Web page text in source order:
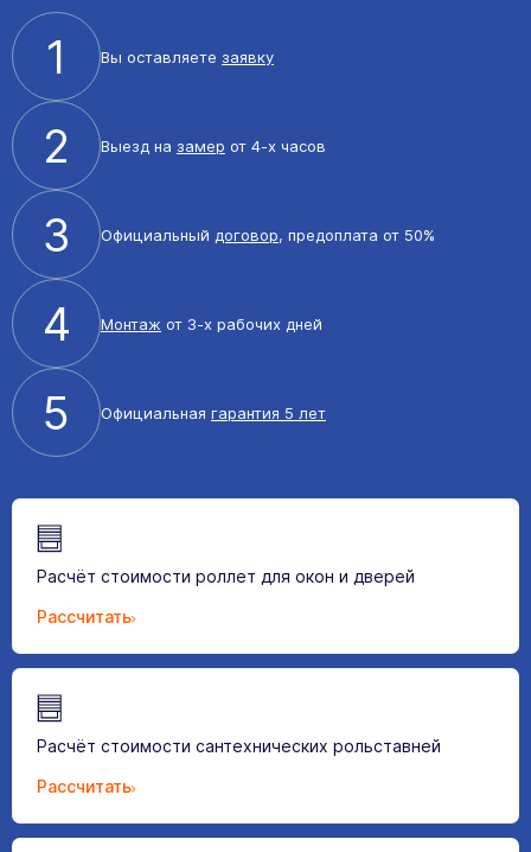
1 Вы оставляете заявку
2 Выезд на замер от 4-х часов
3 Официальный договор, предоплата от 50%
4 Монтаж от 3-х рабочих дней
5 Официальная гарантия 5 лет
Расчёт стоимости роллет для окон и дверей
Рассчитать
Расчёт стоимости сантехнических рольставней
Рассчитать